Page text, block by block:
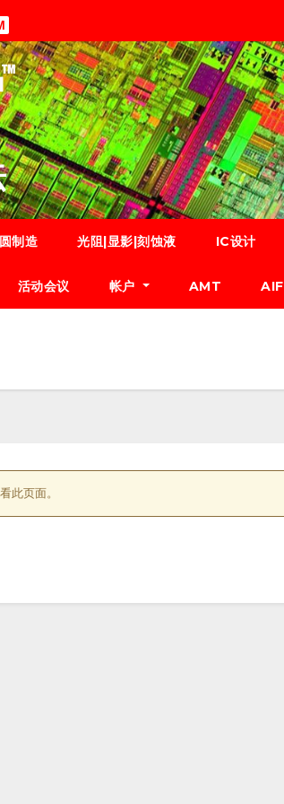
制造 光阻|显影|刻蚀液 IC设计
活动会议 帐户 AMT AIF
此页面。